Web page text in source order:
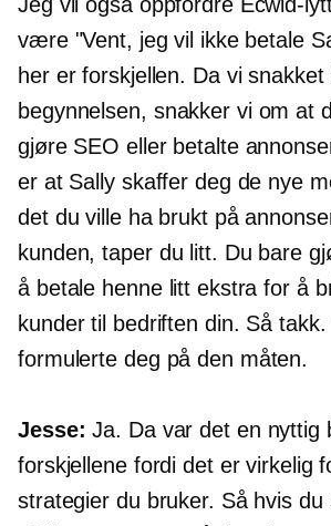
være "Vent, jeg vil ikke betale
her er forskjellen. Da vi snakket
begynnelsen, snakker vi om at
gjøre SEO eller betalte
er at Sally skaffer deg de nye
det du ville ha brukt på
kunden, taper du litt. Du bare
å betale henne litt ekstra for å
kunder til bedriften din. Så
formulerte deg på den måten.
Jesse: Ja. Da var det en nyttig
forskjellene fordi det er virkelig
strategier du bruker. Så hvis